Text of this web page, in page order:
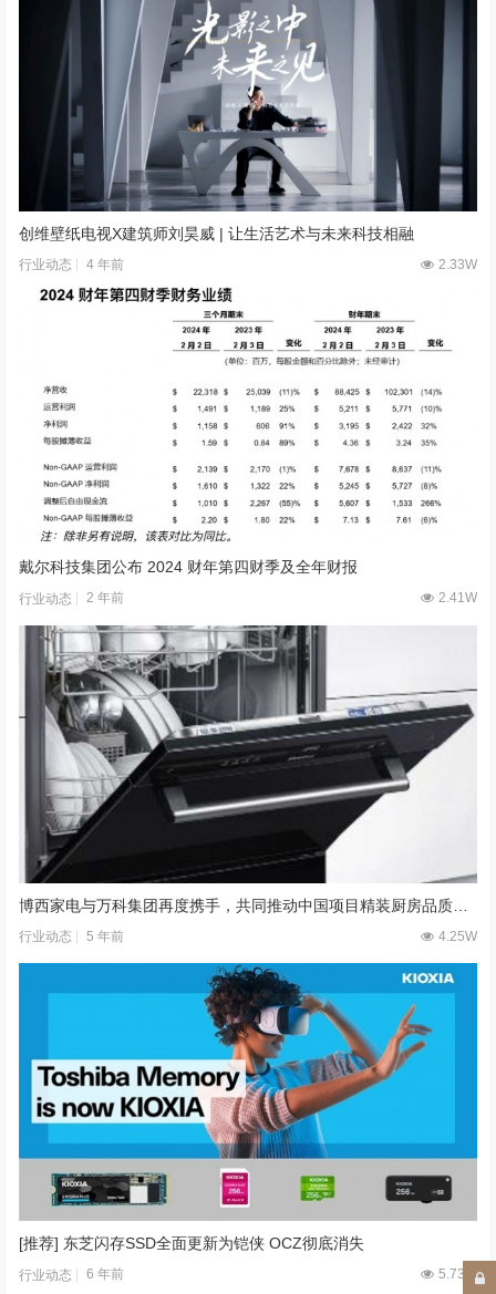
创维壁纸电视X建筑师刘昊威 | 让生活艺术与未来科技相融
行业动态 4 年前 2.33W
戴尔科技集团公布 2024 财年第四财季及全年财报
行业动态 2 年前 2.41W
行业动态 5 年前 4.25W
[推荐] 东芝闪存SSD全面更新为铠侠 OCZ彻底消失
行业动态 6 年前 5.73W